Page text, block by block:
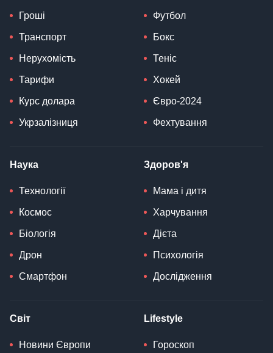
Гроші
Транспорт
Нерухомість
Тарифи
Курс долара
Укрзалізниця
Футбол
Бокс
Теніс
Хокей
Євро-2024
Фехтування
Наука
Технології
Космос
Біологія
Дрон
Смартфон
Здоров'я
Мама і дитя
Харчування
Дієта
Психологія
Дослідження
Світ
Новини Європи
Lifestyle
Гороскоп